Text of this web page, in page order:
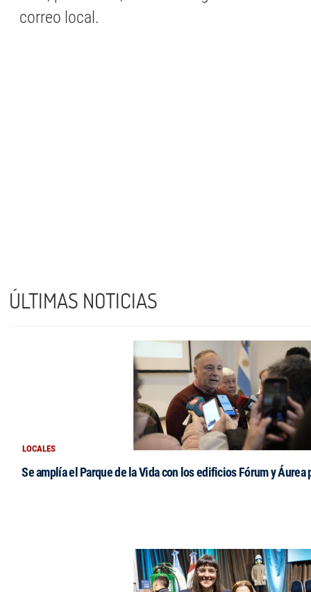
correo local.
ÚLTIMAS NOTICIAS
LOCALES
Se amplía el Parque de la Vida con los edificios Fórum y